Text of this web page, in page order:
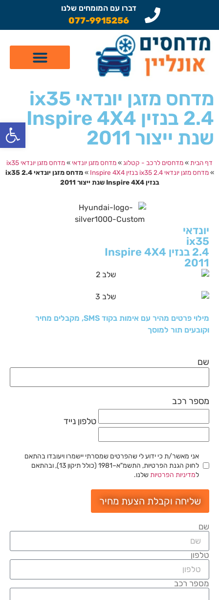
דברו עם המומחים שלנו
077-9915256
מדחס מזגן יונדאי ix35
2.4 בנזין Inspire 4X4
שנת ייצור 2011
דף הבית »מדחסים לרכב - קטלוג »מדחס מזגן יונדאי »מדחס מזגן יונדאי ix35
»מדחס מזגן יונדאי ix35 2.4 בנזין Inspire 4X4 »
מדחס מזגן יונדאי ix35 2.4
בנזין Inspire 4X4 שנת ייצור 2011
יונדאי
ix35
2.4 בנזין Inspire 4X4
2011
מילוי פרטים מהיר עם אימות בקוד SMS, מקבלים מחיר
וקובעים תור למוסך
שם
מספר רכב
טלפון נייד
אני מאשר/ת כי ידוע לי שהפרטים שמסרתי יישמרו ויעובדו בהתאם
לחוק הגנת הפרטיות, התשמ"א–1981 (כולל תיקון 13), ובהתאם
למדיניות הפרטיות שלנו.
שליחה וקבלת הצעת מחיר
שם
טלפון
מספר רכב